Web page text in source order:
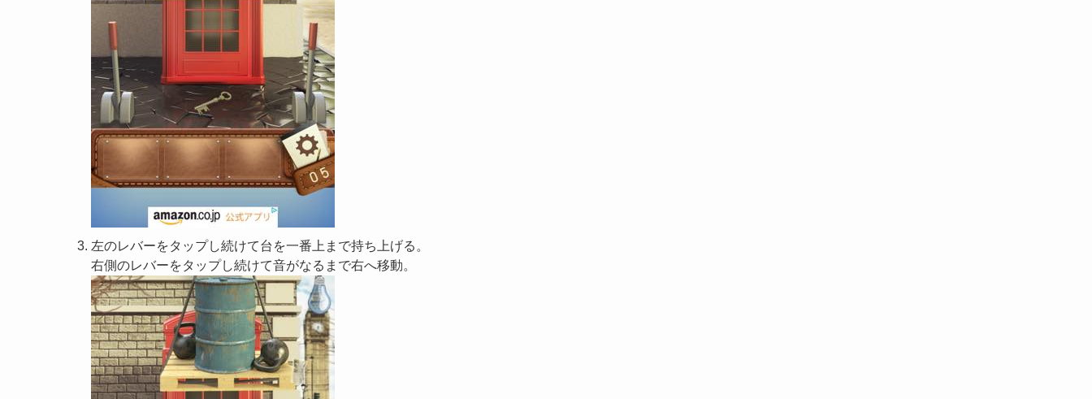
左のレバーをタップし続けて台を一番上まで持ち上げる。
右側のレバーをタップし続けて音がなるまで右へ移動。